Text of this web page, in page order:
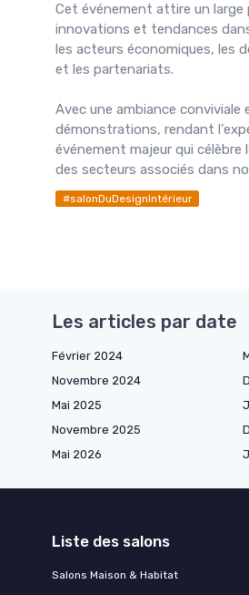
Cet événement attire un large
innovations et tendances
les acteurs économiques, les
et les partenariats.
Avec une ambiance
démonstrations, rendant
événement majeur qui
des secteurs associés dans
#salonDuDesignIntérieur
Les articles par date
Février 2024
Novembre 2024
Mai 2025
Novembre 2025
Mai 2026
Liste des salons
Salons Maison & Habitat